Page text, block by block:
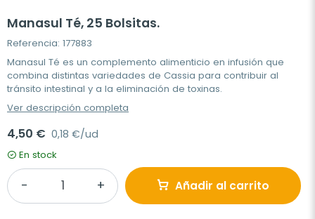
Manasul Té, 25 Bolsitas.
Referencia: 177883
Manasul Té es un complemento alimenticio en infusión que
combina distintas variedades de Cassia para contribuir al
tránsito intestinal y a la eliminación de toxinas.
Ver descripción completa
4,50 € 0,18 €/ud
En stock
Añadir al carrito